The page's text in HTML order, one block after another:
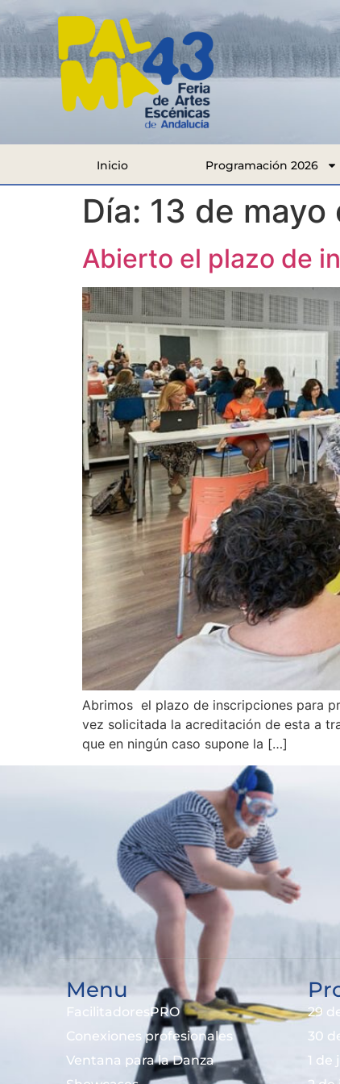
Inicio Programación 2026
Día: 13 de
Abierto el plazo de
Abrimos el plazo de inscripciones para
vez solicitada la acreditación de esta a
que en ningún caso supone la […]
Menu
FacilitadoresPRO
Conexiones profesionales
Ventana para la Danza
29
30
1 de